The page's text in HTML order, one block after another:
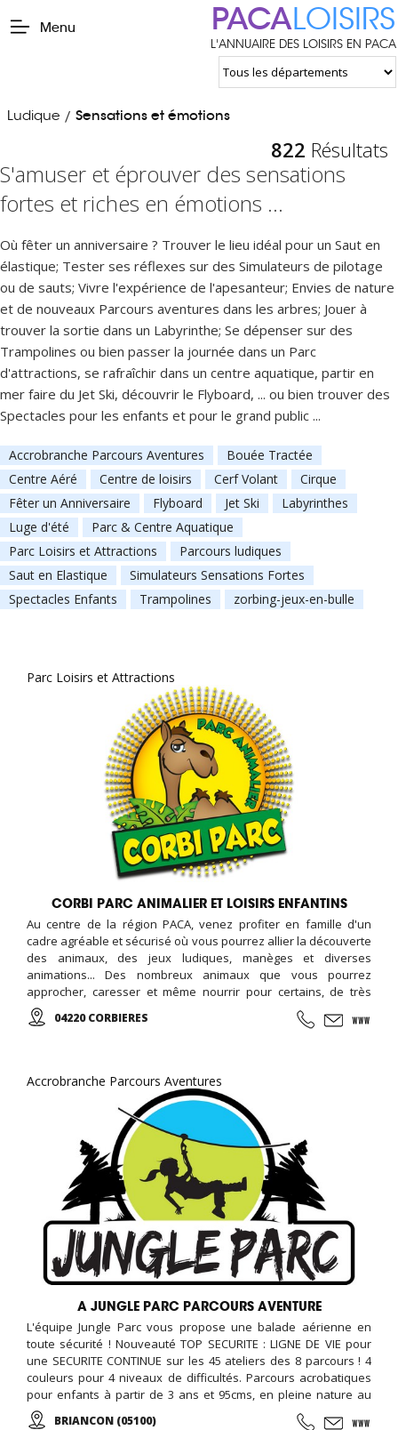
Menu PACALOISIRS
L'ANNUAIRE DES LOISIRS EN PACA
Ludique / Sensations et émotions
822 Résultats
S'amuser et éprouver des sensations
fortes et riches en émotions ...
Où fêter un anniversaire ? Trouver le lieu idéal pour un Saut en
élastique; Tester ses réflexes sur des Simulateurs de pilotage
ou de sauts; Vivre l'expérience de l'apesanteur; Envies de nature
et de nouveaux Parcours aventures dans les arbres; Jouer à
trouver la sortie dans un Labyrinthe; Se dépenser sur des
Trampolines ou bien passer la journée dans un Parc
d'attractions, se rafraîchir dans un centre aquatique, partir en
mer faire du Jet Ski, découvrir le Flyboard, ... ou bien trouver des
Spectacles pour les enfants et pour le grand public ...
Accrobranche Parcours Aventures
Bouée Tractée
Centre Aéré
Centre de loisirs Cerf Volant
Cirque
Fêter un Anniversaire
Flyboard Jet Ski
Labyrinthes
Luge d'été
Parc & Centre Aquatique
Parc Loisirs et Attractions
Parcours ludiques
Saut en Elastique
Simulateurs Sensations Fortes
Spectacles Enfants
Trampolines zorbing-jeux-en-bulle
Parc Loisirs et Attractions
CORBI PARC ANIMALIER ET LOISIRS ENFANTINS
Au centre de la région PACA, venez profiter en famille d'un
cadre agréable et sécurisé où vous pourrez allier la découverte
des animaux, des jeux ludiques, manèges et diverses
animations... Des nombreux animaux que vous pourrez
approcher, caresser et même nourrir pour certains, de très
belles aires de jeux pour enfants (châteaux et parcours
gonflables, trampolines géants et tyroliennes, Corbi Gliss: Les
04220 CORBIERES
Accrobranche Parcours Aventures
A JUNGLE PARC PARCOURS AVENTURE
L'équipe Jungle Parc vous propose une balade aérienne en
toute sécurité ! Nouveauté TOP SECURITE : LIGNE DE VIE pour
une SECURITE CONTINUE sur les 45 ateliers des 8 parcours ! 4
couleurs pour 4 niveaux de difficultés. Parcours acrobatiques
pour enfants à partir de 3 ans et 95cms, en pleine nature au
milieu des marronniers ... MODULE BABY 2 - 3 ANS
BRIANCON (05100)